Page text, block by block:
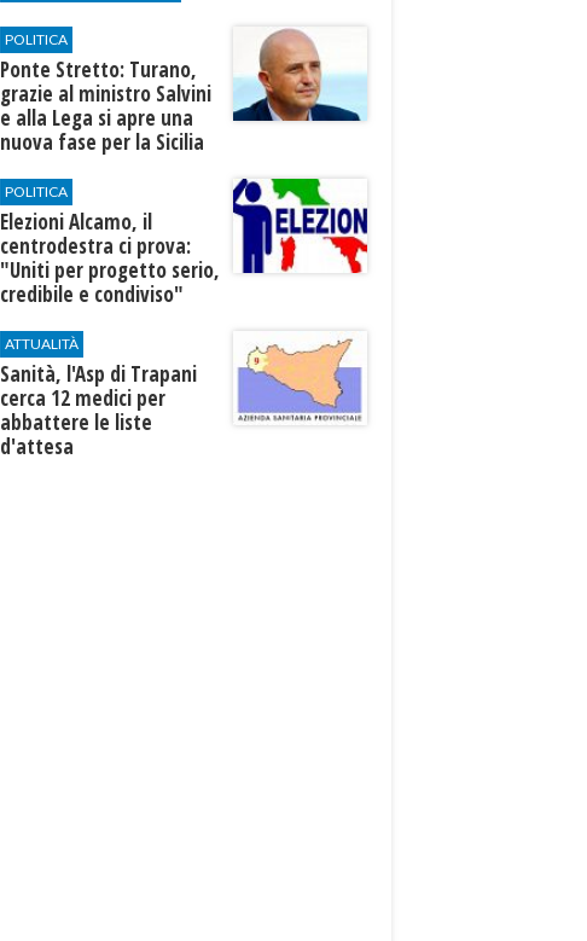
POLITICA
Ponte Stretto: Turano,
grazie al ministro Salvini
e alla Lega si apre una
nuova fase per la Sicilia
POLITICA
Elezioni Alcamo, il
centrodestra ci prova:
"Uniti per progetto serio,
credibile e condiviso"
ATTUALITÀ
Sanità, l'Asp di Trapani
cerca 12 medici per
abbattere le liste
d'attesa